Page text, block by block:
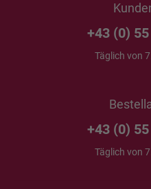
+43 (0)
Täglich von
+43 (0)
Täglich von